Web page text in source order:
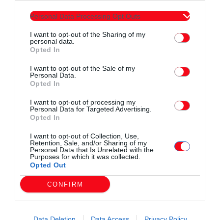
Personal Data Processing Opt Outs
I want to opt-out of the Sharing of my
personal data.
Opted In
I want to opt-out of the Sale of my
Personal Data.
Opted In
I want to opt-out of processing my
Personal Data for Targeted Advertising.
Opted In
I want to opt-out of Collection, Use,
Retention, Sale, and/or Sharing of my
Personal Data that Is Unrelated with the
Purposes for which it was collected.
Opted Out
CONFIRM
Σχετικά άρθρα